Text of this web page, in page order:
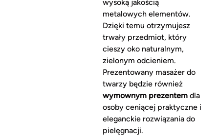
wysoką jakością
metalowych elementów.
Dzięki temu otrzymujesz
trwały przedmiot, który
cieszy oko naturalnym,
zielonym odcieniem.
Prezentowany masażer do
twarzy będzie również
wymownym prezentemdla
osoby ceniącej praktyczne i
eleganckie rozwiązania do
pielęgnacji.